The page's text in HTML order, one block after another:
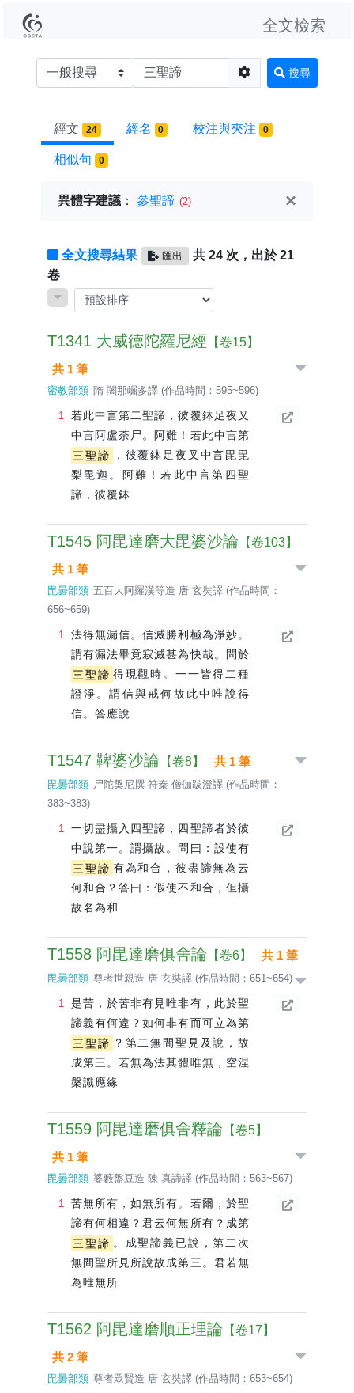
全文檢索
搜尋
經文 24 經名 0 校注與夾注 0
相似句 0
×
異體字建議 ： 參聖諦 (2)
全文搜尋結果 匯出
共 24 次，出於 21
卷
T1341 大威德陀羅尼經 【卷15】
共 1 筆
密教部類 隋 闍那崛多譯 (作品時間：595~596)
若此中言第二聖諦，彼覆鉢足夜叉
中言阿盧荼尸。阿難！若此中言第
三聖諦
，彼覆鉢足夜叉中言毘毘
梨毘迦。阿難！若此中言第四聖
諦，彼覆鉢
T1545 阿毘達磨大毘婆沙論 【卷103】
共 1 筆
毘曇部類 五百大阿羅漢等造 唐 玄奘譯 (作品時間：
656~659)
法得無漏信。信滅勝利極為淨妙。
謂有漏法畢竟寂滅甚為快哉。問於
三聖諦 得現觀時。一一皆得二種
證淨。謂信與戒何故此中唯說得
信。答應說
T1547 鞞婆沙論 【卷8】 共 1 筆
毘曇部類 尸陀槃尼撰 符秦 僧伽跋澄譯 (作品時間：
383~383)
一切盡攝入四聖諦，四聖諦者於彼
中說第一。謂攝故。問曰：設使有
三聖諦 有為和合，彼盡諦無為云
何和合？答曰：假使不和合，但攝
故名為和
T1558 阿毘達磨俱舍論 【卷6】 共 1 筆
毘曇部類 尊者世親造 唐 玄奘譯 (作品時間：651~654)
是苦，於苦非有見唯非有，此於聖
諦義有何違？如何非有而可立為第
三聖諦 ？第二無間聖見及說，故
成第三。若無為法其體唯無，空涅
槃識應緣
T1559 阿毘達磨俱舍釋論 【卷5】
共 1 筆
毘曇部類 婆藪盤豆造 陳 真諦譯 (作品時間：563~567)
苦無所有，如無所有。若爾，於聖
諦有何相違？君云何無所有？成第
三聖諦 。成聖諦義已說，第二次
無間聖所見所說故成第三。君若無
為唯無所
T1562 阿毘達磨順正理論 【卷17】
共 2 筆
毘曇部類 尊者眾賢造 唐 玄奘譯 (作品時間：653~654)